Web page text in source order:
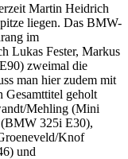
Martin Heidrich
liegen. Das BMW-
im
Lukas Fester, Markus
zweimal die
man hier zudem mit
geholt
Mehling (Mini
(BMW 325i E30),
Knof
und